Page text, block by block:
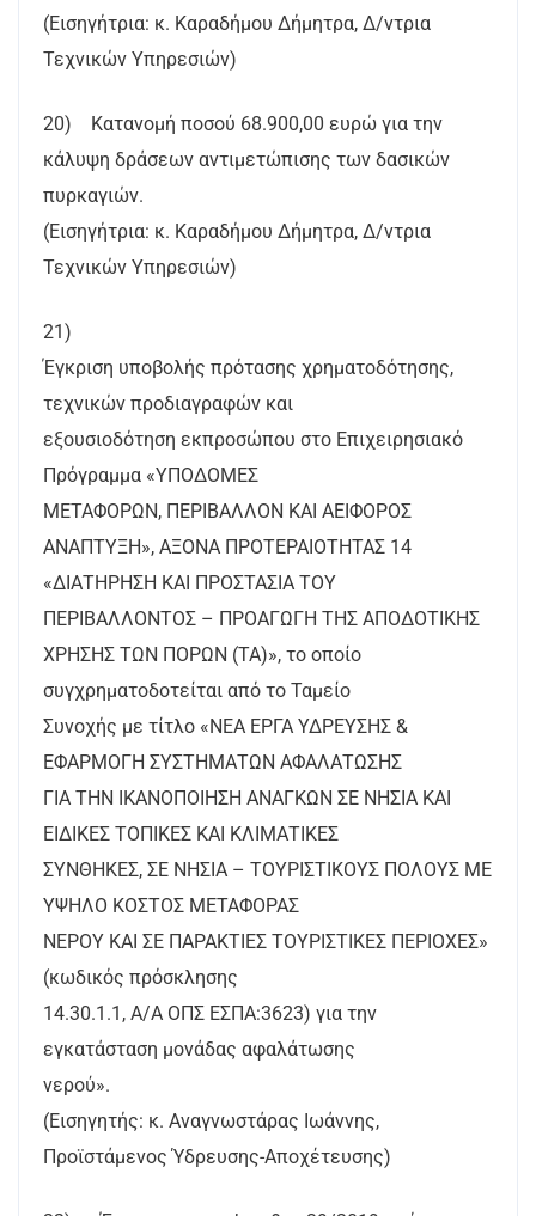
(Εισηγήτρια: κ. Καραδήμου Δήμητρα, Δ/ντρια
Τεχνικών Υπηρεσιών)
20) Κατανομή ποσού 68.900,00 ευρώ για την
κάλυψη δράσεων αντιμετώπισης των δασικών
πυρκαγιών.
(Εισηγήτρια: κ. Καραδήμου Δήμητρα, Δ/ντρια
Τεχνικών Υπηρεσιών)
21)
Έγκριση υποβολής πρότασης χρηματοδότησης,
τεχνικών προδιαγραφών και
εξουσιοδότηση εκπροσώπου στο Επιχειρησιακό
Πρόγραμμα «ΥΠΟΔΟΜΕΣ
ΜΕΤΑΦΟΡΩΝ, ΠΕΡΙΒΑΛΛΟΝ ΚΑΙ ΑΕΙΦΟΡΟΣ
ΑΝΑΠΤΥΞΗ», ΑΞΟΝΑ ΠΡΟΤΕΡΑΙΟΤΗΤΑΣ 14
«ΔΙΑΤΗΡΗΣΗ ΚΑΙ ΠΡΟΣΤΑΣΙΑ ΤΟΥ
ΠΕΡΙΒΑΛΛΟΝΤΟΣ – ΠΡΟΑΓΩΓΗ ΤΗΣ ΑΠΟΔΟΤΙΚΗΣ
ΧΡΗΣΗΣ ΤΩΝ ΠΟΡΩΝ (ΤΑ)», το οποίο
συγχρηματοδοτείται από το Ταμείο
Συνοχής με τίτλο «ΝΕΑ ΕΡΓΑ ΥΔΡΕΥΣΗΣ &
ΕΦΑΡΜΟΓΗ ΣΥΣΤΗΜΑΤΩΝ ΑΦΑΛΑΤΩΣΗΣ
ΓΙΑ ΤΗΝ ΙΚΑΝΟΠΟΙΗΣΗ ΑΝΑΓΚΩΝ ΣΕ ΝΗΣΙΑ ΚΑΙ
ΕΙΔΙΚΕΣ ΤΟΠΙΚΕΣ ΚΑΙ ΚΛΙΜΑΤΙΚΕΣ
ΣΥΝΘΗΚΕΣ, ΣΕ ΝΗΣΙΑ – ΤΟΥΡΙΣΤΙΚΟΥΣ ΠΟΛΟΥΣ ΜΕ
ΥΨΗΛΟ ΚΟΣΤΟΣ ΜΕΤΑΦΟΡΑΣ
ΝΕΡΟΥ ΚΑΙ ΣΕ ΠΑΡΑΚΤΙΕΣ ΤΟΥΡΙΣΤΙΚΕΣ ΠΕΡΙΟΧΕΣ»
(κωδικός πρόσκλησης
14.30.1.1, Α/Α ΟΠΣ ΕΣΠΑ:3623) για την
εγκατάσταση μονάδας αφαλάτωσης
νερού».
(Εισηγητής: κ. Αναγνωστάρας Ιωάννης,
Προϊστάμενος Ύδρευσης-Αποχέτευσης)